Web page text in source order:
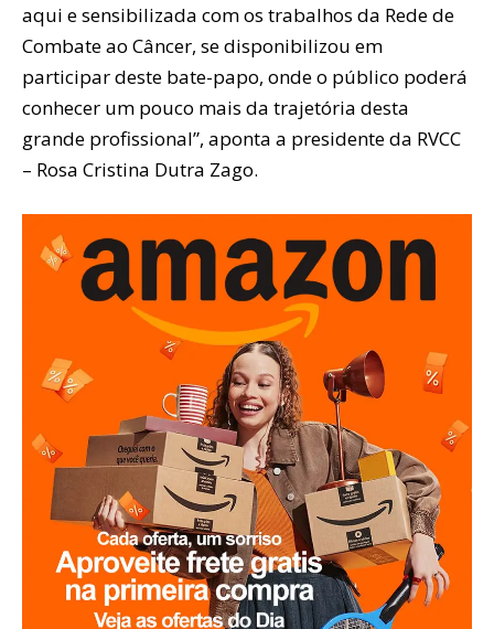
aqui e sensibilizada com os trabalhos da Rede de
Combate ao Câncer, se disponibilizou em
participar deste bate-papo, onde o público poderá
conhecer um pouco mais da trajetória desta
grande profissional”, aponta a presidente da RVCC
– Rosa Cristina Dutra Zago.